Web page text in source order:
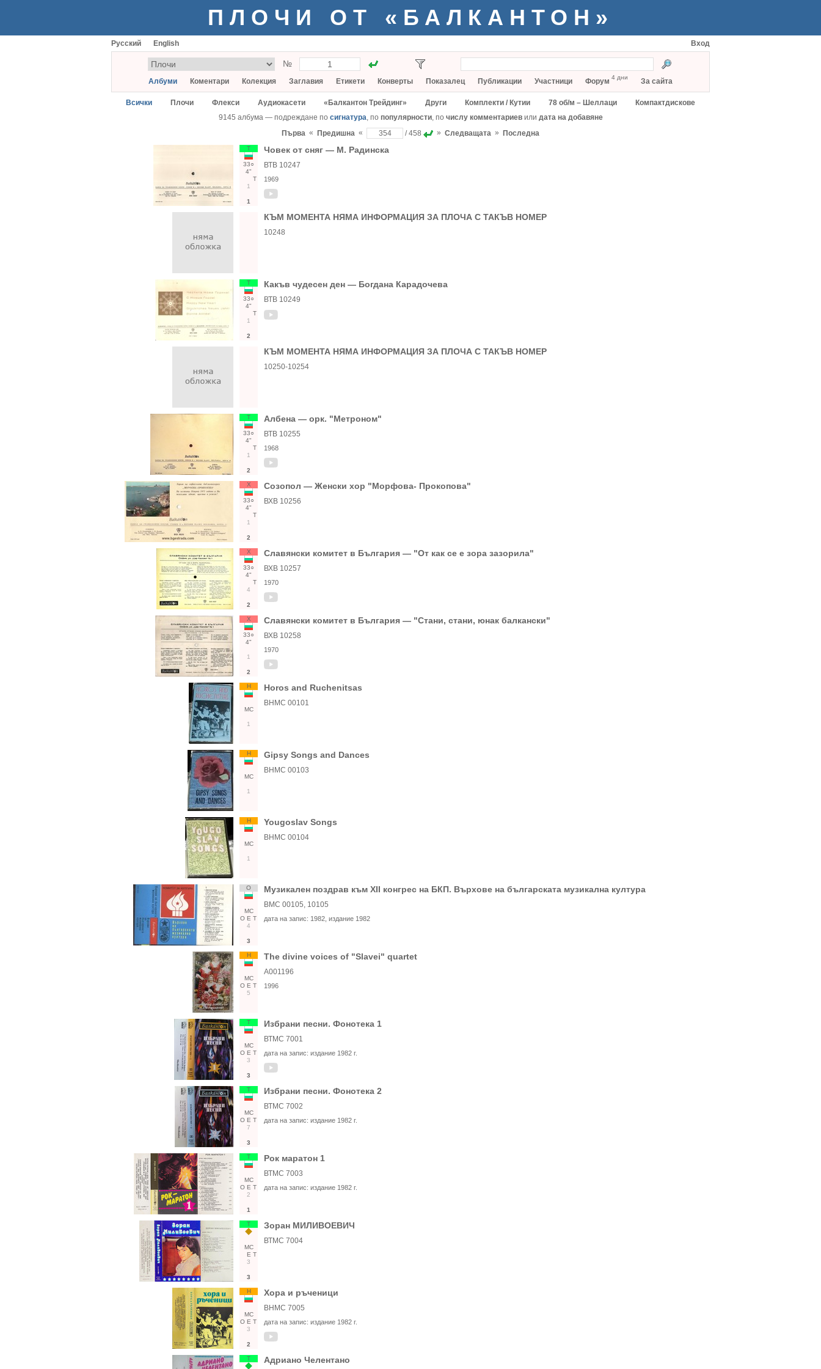
ПЛОЧИ ОТ «БАЛКАНТОН»
Русский English Вход
№
Албуми Коментари Колекция Заглавия Етикети Конверты Показалец Публикации Участници Форум 4 дни За сайта
Всички Плочи Флекси Аудиокасети «Балкантон Трейдинг» Други Комплекти / Кутии 78 об/м – Шеллаци
Компактдискове
9145 албума — подреждане по сигнатура, по популярности, по числу комментариевили дата на добавяне
Първа « Предишна « / 458 » Следващата » Последна
Т
33○
4"
Т
1
1
Човек от сняг — М. Радинска
ВТВ 10247
1969
КЪМ МОМЕНТА НЯМА ИНФОРМАЦИЯ ЗА ПЛОЧА С ТАКЪВ НОМЕР
10248
Т
33○
4"
Т
1
2
Какъв чудесен ден — Богдана Карадочева
ВТВ 10249
КЪМ МОМЕНТА НЯМА ИНФОРМАЦИЯ ЗА ПЛОЧА С ТАКЪВ НОМЕР
10250-10254
Т
33○
4"
Т
1
2
Албена — орк. "Метроном"
ВТВ 10255
1968
Х
33○
4"
Т
1
2
Созопол — Женски хор "Морфова- Прокопова"
ВХВ 10256
Х
33○
4"
Т
4
2
Славянски комитет в България — "От как се е зора зазорила"
ВХВ 10257
1970
Х
33○
4"
1
2
Славянски комитет в България — "Стани, стани, юнак балкански"
ВХВ 10258
1970
Н
МС
1
Horos and Ruchenitsas
ВНМС 00101
Н
МС
1
Gipsy Songs and Dances
ВНМС 00103
Н
МС
1
Yougoslav Songs
ВНМС 00104
О
МС
О Е Т
4
3
Музикален поздрав към XII конгрес на БКП. Върхове на българската музикална култура
ВМС 00105, 10105
дата на запис: 1982, издание 1982
Н
МС
О Е Т
5
The divine voices of "Slavei" quartet
А001196
1996
Т
МС
О Е Т
3
3
Избрани песни. Фонотека 1
ВТМС 7001
дата на запис: издание 1982 г.
Т
МС
О Е Т
7
3
Избрани песни. Фонотека 2
ВТМС 7002
дата на запис: издание 1982 г.
Т
МС
О Е Т
2
1
Рок маратон 1
ВТМС 7003
дата на запис: издание 1982 г.
Т
МС
Е Т
3
3
Зоран МИЛИВОЕВИЧ
ВТМС 7004
Н
МС
О Е Т
3
2
Хора и ръченици
ВНМС 7005
дата на запис: издание 1982 г.
Т Адриано Челентано